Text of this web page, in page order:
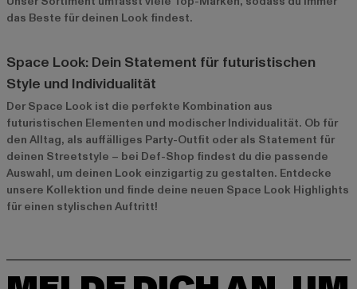
das Beste für deinen Look findest.
Space Look: Dein Statement für futuristischen
Style und Individualität
Der Space Look ist die perfekte Kombination aus
futuristischen Elementen und modischer Individualität. Ob für
den Alltag, als auffälliges Party-Outfit oder als Statement für
deinen Streetstyle – bei Def-Shop findest du die passende
Auswahl, um deinen Look einzigartig zu gestalten. Entdecke
unsere Kollektion und finde deine neuen Space Look Highlights
für einen stylischen Auftritt!